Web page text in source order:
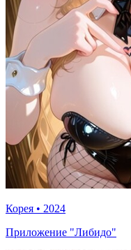
Корея • 2024
Приложение "Либидо"